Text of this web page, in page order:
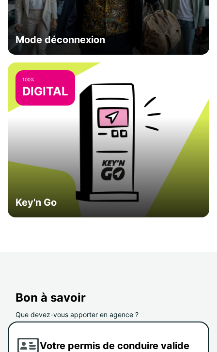
Mode déconnexion
100%
DIGITAL
Key'n Go
Bon à savoir
Que devez-vous apporter en agence ?
Votre permis de conduire valide